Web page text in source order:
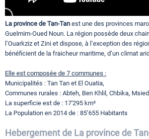
Régions
Hotels
Evenements
La province de Tan-Tan est une des provinces
Guelmim-Oued Noun. La région possède deux
l’Ouarkziz et Zini et dispose, à l’exception des
bénéficient de la fraicheur maritime, d’un climat
Elle est composée de 7 communes :
Municipalités : Tan Tan et El Ouatia,
Communes rurales : Abteh, Ben Khlil, Chbika,
La superficie est de : 17'295 km²
La Population en 2014 de : 85’655 Habitants
Hebergement de La province de